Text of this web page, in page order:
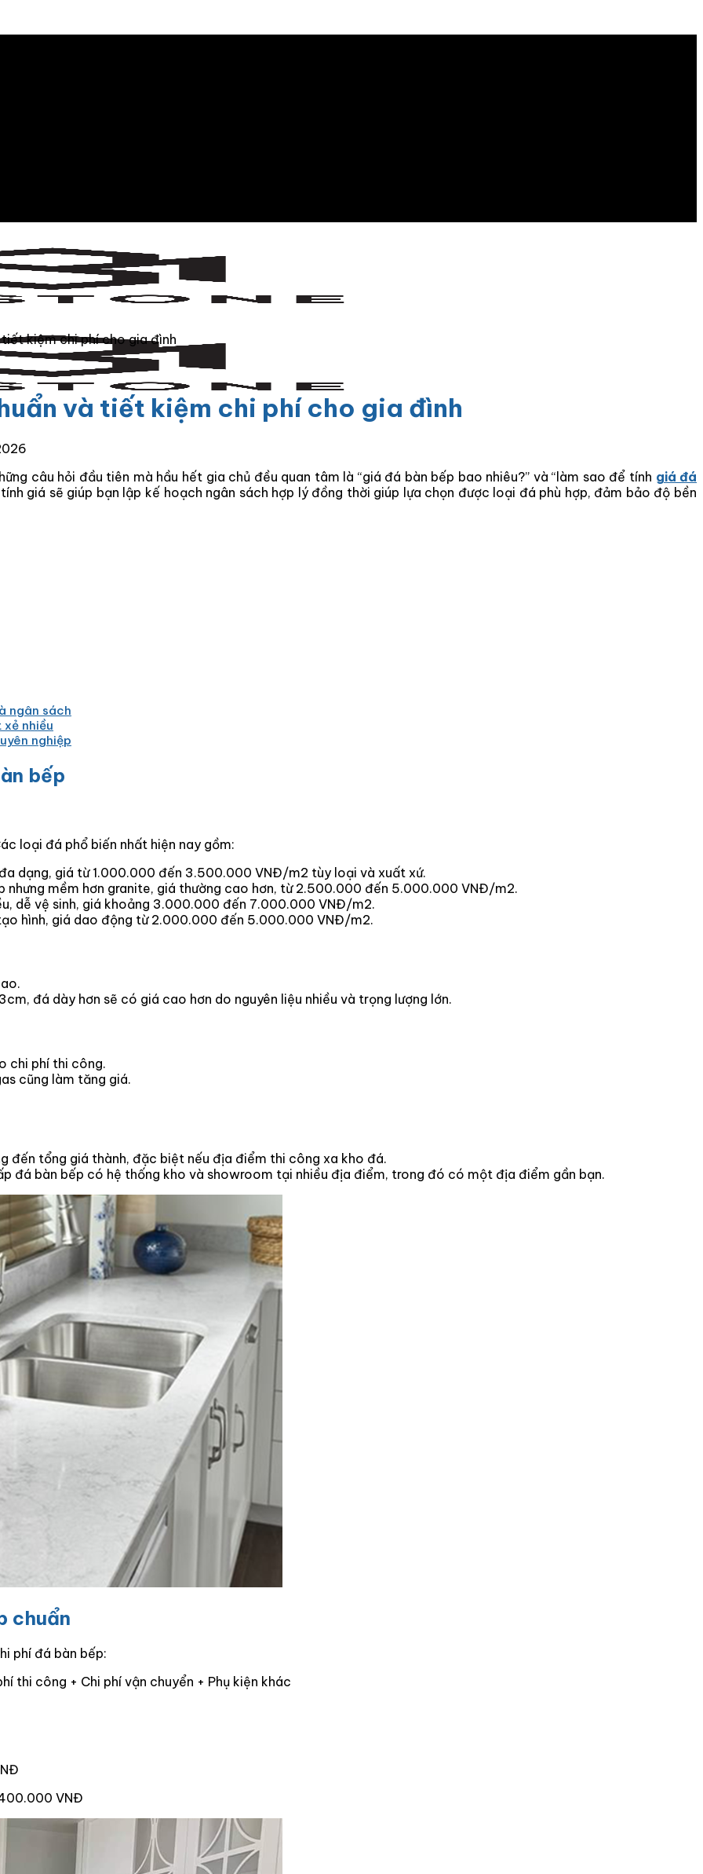
kiệm chi phí cho gia đình
và tiết kiệm chi phí cho gia đình
câu hỏi đầu tiên mà hầu hết gia chủ đều quan tâm là “giá đá bàn bếp bao nhiêu?” và“làm sao để tính giá đá
giá sẽ giúp bạn lập kế hoạch ngân sách hợp lý đồng thời giúp lựa chọn được loại đá phù hợp, đảm bảo độ bền
ngân sách
nhiều
nghiệp
bếp
loại đá phổ biến nhất hiện nay gồm:
dạng, giá từ 1.000.000 đến 3.500.000 VNĐ/m2 tùy loại và xuất xứ.
nhưng mềm hơn granite, giá thường cao hơn, từ 2.500.000 đến 5.000.000 VNĐ/m2.
dễ vệ sinh, giá khoảng 3.000.000 đến 7.000.000 VNĐ/m2.
hình, giá dao động từ 2.000.000 đến 5.000.000 VNĐ/m2.
đá dày hơn sẽ có giá cao hơn do nguyên liệu nhiều và trọng lượng lớn.
chi phí thi công.
cũng làm tăng giá.
đến tổng giá thành, đặc biệt nếu địa điểm thi công xa kho đá.
đá bàn bếp có hệ thống kho và showroom tại nhiều địa điểm, trong đó có một địa điểm gần bạn.
chuẩn
phí đá bàn bếp:
thi công + Chi phí vận chuyển + Phụ kiện khác
VNĐ